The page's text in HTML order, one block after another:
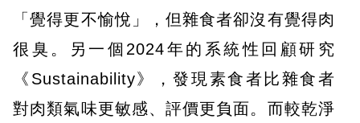
「覺得更不愉悅」，但雜食者卻沒有覺得肉
很臭。另一個2024年的系統性回顧研究
《Sustainability》，發現素食者比雜食者
對肉類氣味更敏感、評價更負面。而較乾淨